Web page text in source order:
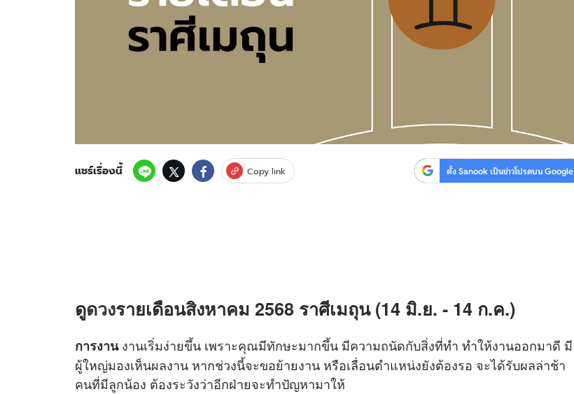
สงวนลิขสิทธิ์ ©2569บริษัท อิมเมจ ฟิวเจอร์ (ประเทศไทย) จำกัด
แชร์เรื่องนี้ Copy link ตั้ง Sanook เป็นข่าวโปรดบน Google
ดูดวงรายเดือนสิงหาคม 2568 ราศีเมถุน (14 มิ.ย. - 14 ก.ค.)
การงานงานเริ่มง่ายขึ้น เพราะคุณมีทักษะมากขึ้น มีความถนัดกับสิ่งที่ทำ ทำให้งานออกมาดี มี
ผู้ใหญ่มองเห็นผลงาน หากช่วงนี้จะขอย้ายงาน หรือเลื่อนตำแหน่งยังต้องรอ จะได้รับผลล่าช้า
คนที่มีลูกน้อง ต้องระวังว่าอีกฝ่ายจะทำปัญหามาให้